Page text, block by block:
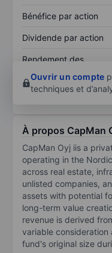
Bénéfice par action
Dividende par action
Rendement des
Ouvrir un compte
techniques et
À propos CapMan
CapMan Oyj iis a
operating in the
across real estate,
unlisted companies,
assets with potential
long-term value
revenue is derived
variable
fund's original size